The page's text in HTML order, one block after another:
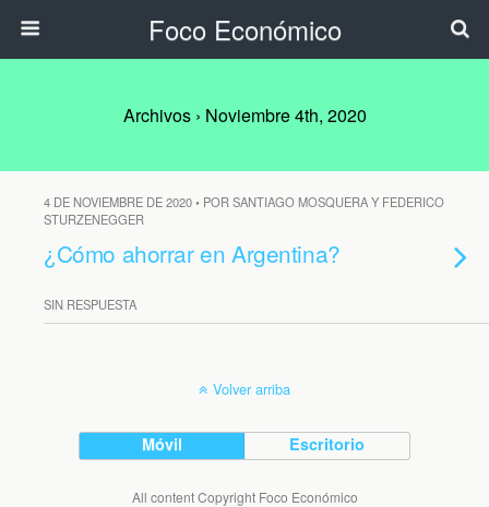
Foco Económico
Archivos › Noviembre 4th, 2020
4 DE NOVIEMBRE DE 2020 • POR SANTIAGO MOSQUERA Y FEDERICO
STURZENEGGER
¿Cómo ahorrar en Argentina?
SIN RESPUESTA
Volver arriba
Móvil Escritorio
All content Copyright Foco Económico